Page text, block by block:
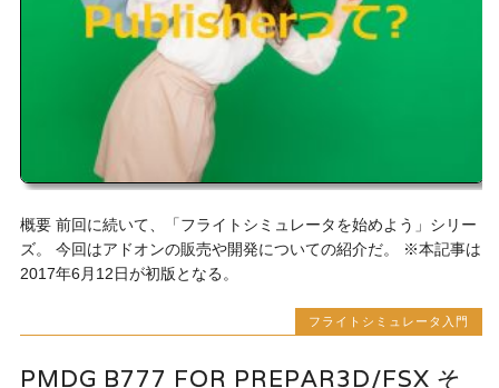
概要 前回に続いて、「フライトシミュレータを始めよう」シリー
ズ。 今回はアドオンの販売や開発についての紹介だ。 ※本記事は
2017年6月12日が初版となる。
フライトシミュレータ入門
PMDG B777 FOR PREPAR3D/FSX そ